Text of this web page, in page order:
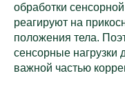
обработки
реагируют на
положения тела.
сенсорные нагрузки
важной частью